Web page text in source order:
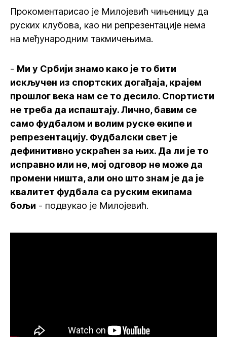
Прокоментарисао је Милојевић чињеницу да
руских клубова, као ни репрезентације нема
на међународним такмичењима.
- Ми у Србији знамо како је то бити
искључен из спортских догађаја, крајем
прошлог века нам се то десило. Спортисти
не треба да испаштају. Лично, бавим се
само фудбалом и волим руске екипе и
репрезентацију. Фудбалски свет је
дефинитивно ускраћен за њих. Да ли је то
исправно или не, мој одговор не може да
промени ништа, али оно што знам је да је
квалитет фудбала са руским екипама
бољи - подвукао је Милојевић.